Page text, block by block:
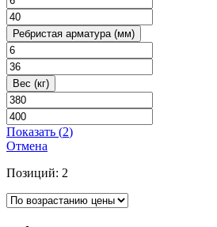
Ребристая арматура (мм)
Вес (кг)
Показать (2)
Отмена
Позиций: 2